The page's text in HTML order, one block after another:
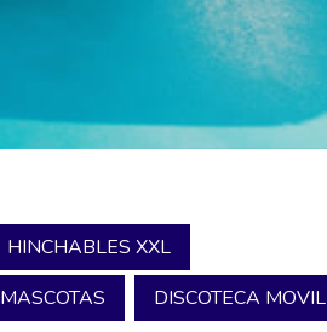
HINCHABLES XXL
MASCOTAS
DISCOTECA MOVIL